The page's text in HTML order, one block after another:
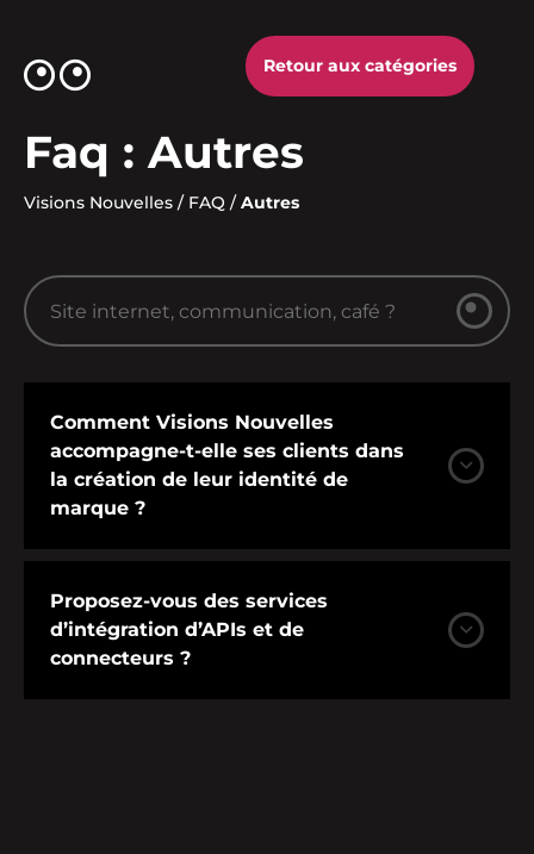
Faq :Autres
Visions Nouvelles / FAQ / Autres
Comment Visions Nouvelles
accompagne-t-elle ses clients dans
la création de leur identité de
marque ?
Proposez-vous des services
d’intégration d’APIs et de
connecteurs ?
Retour aux catégories